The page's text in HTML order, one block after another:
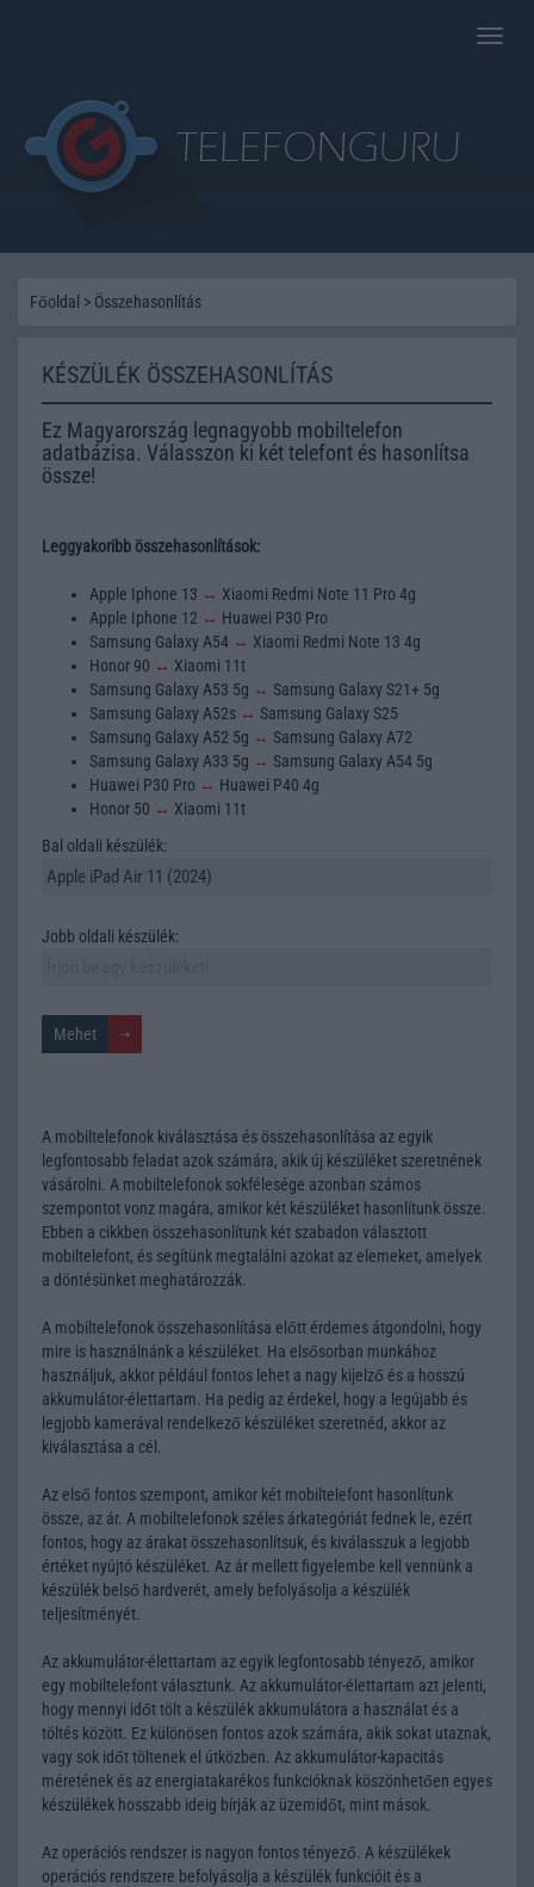
Toggle
Főoldal > Összehasonlítás
KÉSZÜLÉK ÖSSZEHASONLÍTÁS
Ez Magyarország legnagyobb mobiltelefon
adatbázisa. Válasszon ki két telefont és hasonlítsa
össze!
Leggyakoribb összehasonlítások:
Apple Iphone 13 ↔ Xiaomi Redmi Note 11 Pro 4g
Apple Iphone 12 ↔ Huawei P30 Pro
Samsung Galaxy A54 ↔ Xiaomi Redmi Note 13 4g
Honor 90 ↔ Xiaomi 11t
Samsung Galaxy A53 5g ↔ Samsung Galaxy S21+ 5g
Samsung Galaxy A52s ↔ Samsung Galaxy S25
Samsung Galaxy A52 5g ↔ Samsung Galaxy A72
Samsung Galaxy A33 5g ↔ Samsung Galaxy A54 5g
Huawei P30 Pro ↔ Huawei P40 4g
Honor 50 ↔ Xiaomi 11t
Bal oldali készülék:
Jobb oldali készülék:
A mobiltelefonok kiválasztása és összehasonlítása az egyik
legfontosabb feladat azok számára, akik új készüléket szeretnének
vásárolni. A mobiltelefonok sokfélesége azonban számos
szempontot vonz magára, amikor két készüléket hasonlítunk össze.
Ebben a cikkben összehasonlítunk két szabadon választott
mobiltelefont, és segítünk megtalálni azokat az elemeket, amelyek
a döntésünket meghatározzák.
A mobiltelefonok összehasonlítása előtt érdemes átgondolni, hogy
mire is használnánk a készüléket. Ha elsősorban munkához
használjuk, akkor például fontos lehet a nagy kijelző és a hosszú
akkumulátor-élettartam. Ha pedig az érdekel, hogy a legújabb és
legjobb kamerával rendelkező készüléket szeretnéd, akkor az
kiválasztása a cél.
Az első fontos szempont, amikor két mobiltelefont hasonlítunk
össze, az ár. A mobiltelefonok széles árkategóriát fednek le, ezért
fontos, hogy az árakat összehasonlítsuk, és kiválasszuk a legjobb
értéket nyújtó készüléket. Az ár mellett figyelembe kell vennünk a
készülék belső hardverét, amely befolyásolja a készülék
teljesítményét.
Az akkumulátor-élettartam az egyik legfontosabb tényező, amikor
egy mobiltelefont választunk. Az akkumulátor-élettartam azt jelenti,
hogy mennyi időt tölt a készülék akkumulátora a használat és a
töltés között. Ez különösen fontos azok számára, akik sokat utaznak,
vagy sok időt töltenek el útközben. Az akkumulátor-kapacitás
méretének és az energiatakarékos funkcióknak köszönhetően egyes
készülékek hosszabb ideig bírják az üzemidőt, mint mások.
Az operációs rendszer is nagyon fontos tényező. A készülékek
operációs rendszere befolyásolja a készülék funkcióit és a